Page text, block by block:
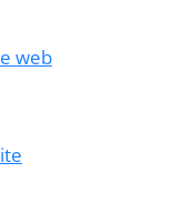
web